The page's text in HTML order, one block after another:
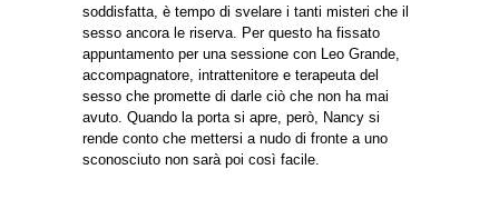
soddisfatta, è tempo di svelare i tanti misteri che il
sesso ancora le riserva. Per questo ha fissato
appuntamento per una sessione con Leo Grande,
accompagnatore, intrattenitore e terapeuta del
sesso che promette di darle ciò che non ha mai
avuto. Quando la porta si apre, però, Nancy si
rende conto che mettersi a nudo di fronte a uno
sconosciuto non sarà poi così facile.